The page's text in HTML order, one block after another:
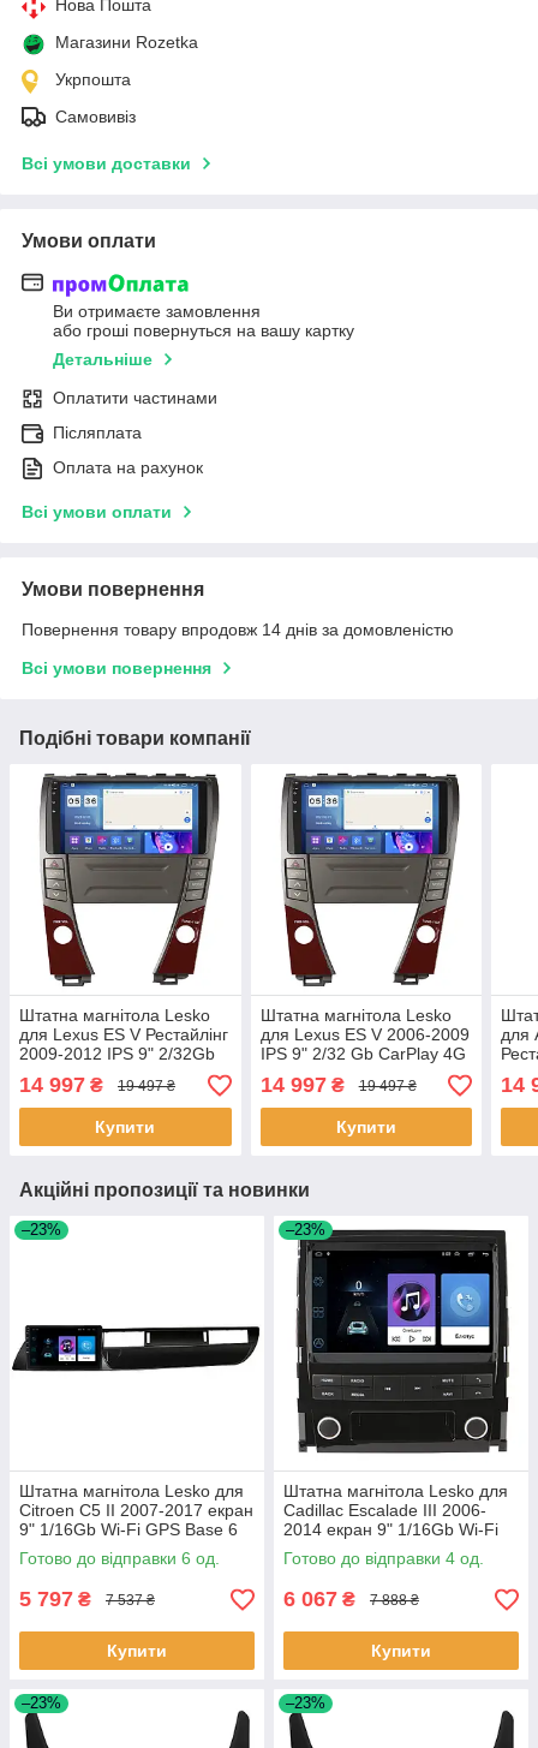
Нова Пошта
Магазини Rozetka
Укрпошта
Самовивіз
Всі умови доставки
Умови оплати
Ви отримаєте замовлення
або гроші повернуться на вашу картку
Детальніше
Оплатити частинами
Післяплата
Оплата на рахунок
Всі умови оплати
Умови повернення
Повернення товару впродовж 14 днів за домовленістю
Всі умови повернення
Подібні товари компанії
Штатна магнітола Lesko
для Lexus ES V Рестайлінг
2009-2012 IPS 9" 2/32Gb
CarPlay 4G Wi-Fi GPS
Prime 2 шт.
14 997 ₴ 19 497 ₴
Купити
Штатна магнітола Lesko
для Lexus ES V 2006-2009
IPS 9" 2/32 Gb CarPlay 4G
Wi-Fi GPS Prime Лексус 2
шт.
14 997₴ 19 497 ₴
Купити
для
2/
14
Акційні пропозиції та новинки
–23%
Штатна магнітола Lesko для
Citroen C5 II 2007-2017 екран
9" 1/16Gb Wi-Fi GPS Base 6
шт.
Готово до відправки 6 од.
5 797 ₴ 7 537 ₴
Купити
–23%
Штатна магнітола Lesko для
Cadillac Escalade III 2006-
2014 екран 9" 1/16Gb Wi-Fi
GPS Base Каміллак 4 шт.
Готово до відправки 4 од.
6 067 ₴ 7 888 ₴
Купити
–23% –23%